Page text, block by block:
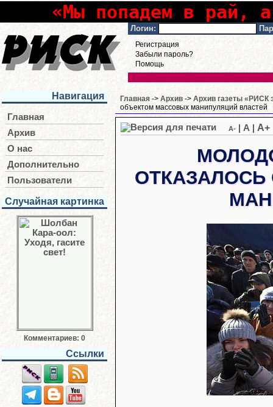
«Мы попадем в рай,
Логин:
Регистрация
Забыли пароль?
Помощь
Навигация
Главная
Архив
О нас
Дополнительно
Пользователи
Случайная картинка
Комментариев: 0
Ссылки
Главная -> Архив -> Архив газеты «РИСК
объектом массовых манипуляций властей
A- A A+